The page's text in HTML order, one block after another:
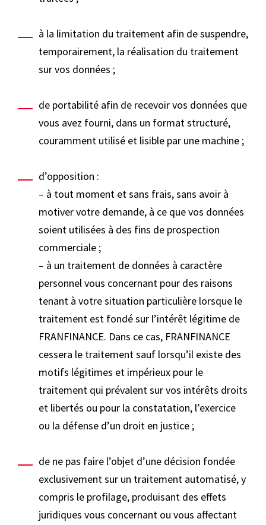
à la limitation du traitement afin de suspendre,
temporairement, la réalisation du traitement
sur vos données ;
de portabilité afin de recevoir vos données que
vous avez fourni, dans un format structuré,
couramment utilisé et lisible par une machine ;
d’opposition :
– à tout moment et sans frais, sans avoir à
motiver votre demande, à ce que vos données
soient utilisées à des fins de prospection
commerciale ;
– à un traitement de données à caractère
personnel vous concernant pour des raisons
tenant à votre situation particulière lorsque le
traitement est fondé sur l’intérêt légitime de
FRANFINANCE. Dans ce cas, FRANFINANCE
cessera le traitement sauf lorsqu’il existe des
motifs légitimes et impérieux pour le
traitement qui prévalent sur vos intérêts droits
et libertés ou pour la constatation, l’exercice
ou la défense d’un droit en justice ;
de ne pas faire l’objet d’une décision fondée
exclusivement sur un traitement automatisé, y
compris le profilage, produisant des effets
juridiques vous concernant ou vous affectant